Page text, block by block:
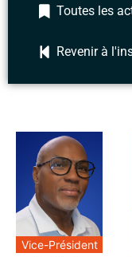
Toutes les
Revenir à
Vice-Président